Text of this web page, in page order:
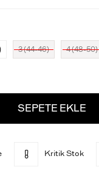
3 (44-46) 4 (48-50)
Kritik Stok